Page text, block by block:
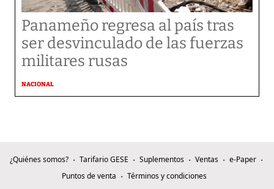
Panameño regresa al país tras
ser desvinculado de las fuerzas
militares rusas
NACIONAL
¿Quiénes somos? Tarifario GESE Suplementos Ventas
e-Paper
Puntos de venta
Términos y condiciones